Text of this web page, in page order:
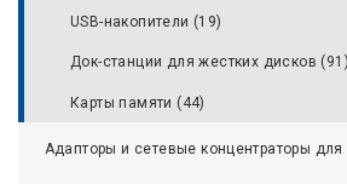
USB-накопители (19)
Док-станции для жестких дисков (91)
Карты памяти (44)
Адапторы и сетевые концентраторы